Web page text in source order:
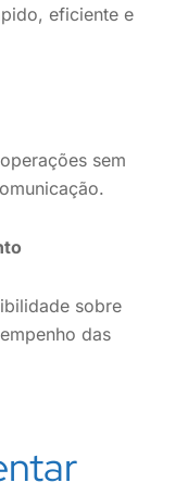
eficiente e
sem
sobre
das